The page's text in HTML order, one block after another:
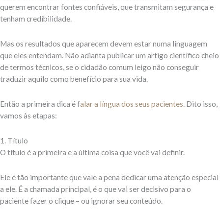
querem encontrar fontes confiáveis, que transmitam segurança e
tenham credibilidade.
Mas os resultados que aparecem devem estar numa linguagem
que eles entendam. Não adianta publicar um artigo científico cheio
de termos técnicos, se o cidadão comum leigo não conseguir
traduzir aquilo como benefício para sua vida.
Então a primeira dica é falar a língua dos seus pacientes. Dito isso,
vamos às etapas:
1. Título
O título é a primeira e a última coisa que você vai definir.
Ele é tão importante que vale a pena dedicar uma atenção especial
a ele. É a chamada principal, é o que vai ser decisivo para o
paciente fazer o clique – ou ignorar seu conteúdo.